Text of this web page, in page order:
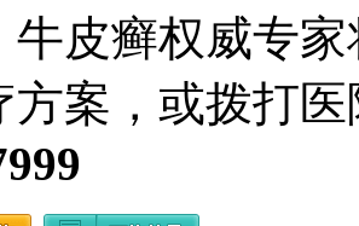
牛皮癣权威专
方案，或拨打